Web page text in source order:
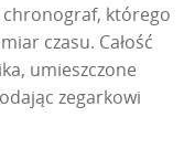
którego
czasu. Całość
umieszczone
zegarkowi